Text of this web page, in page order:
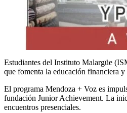
Estudiantes del Instituto Malargüe
que fomenta la educación financiera
El programa Mendoza + Voz es
fundación Junior Achievement. La
encuentros presenciales.